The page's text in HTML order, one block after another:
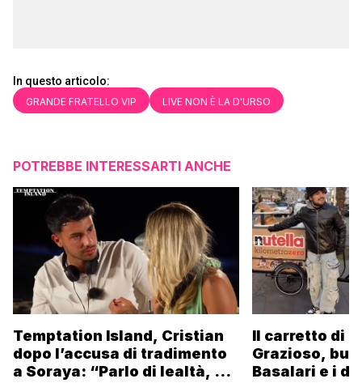
In questo articolo:
GRANDE FRATELLO VIP LIVE NON È LA D'URSO
POTREBBE INTERESSARTI ANCHE
Temptation Island, Cristian
dopo l’accusa di tradimento
a Soraya: “Parlo di lealtà, ma
Il carretto di
Grazioso,
Basalari e i